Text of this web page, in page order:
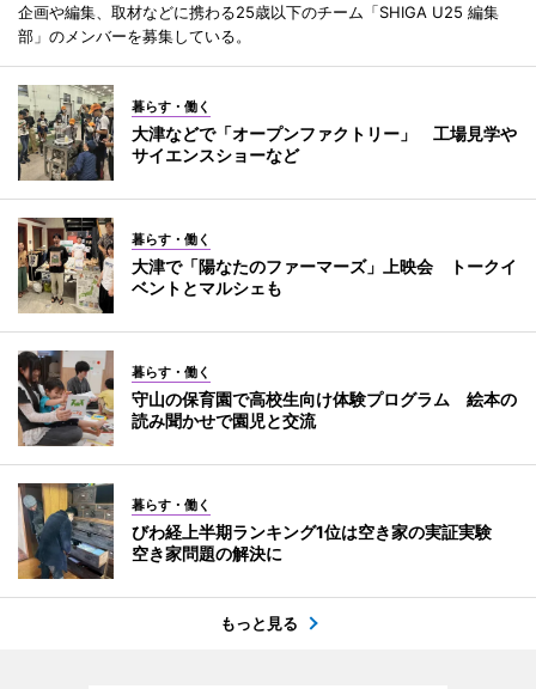
企画や編集、取材などに携わる25歳以下のチーム「SHIGA U25 編集
部」のメンバーを募集している。
暮らす・働く
大津などで「オープンファクトリー」 工場見学や
サイエンスショーなど
暮らす・働く
大津で「陽なたのファーマーズ」上映会 トークイ
ベントとマルシェも
暮らす・働く
守山の保育園で高校生向け体験プログラム 絵本の
読み聞かせで園児と交流
暮らす・働く
びわ経上半期ランキング1位は空き家の実証実験
空き家問題の解決に
もっと見る